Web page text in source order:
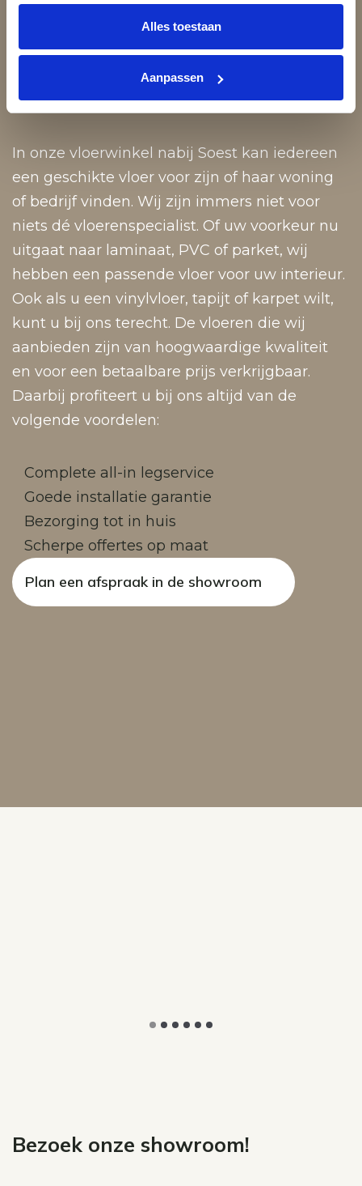
Alles toestaan
Aanpassen
Voordelen Keistad Vloeren &
Wonen
In onze vloerwinkel nabij Soest kan iedereen
een geschikte vloer voor zijn of haar woning
of bedrijf vinden. Wij zijn immers niet voor
niets dé vloerenspecialist. Of uw voorkeur nu
uitgaat naar laminaat, PVC of parket, wij
hebben een passende vloer voor uw interieur.
Ook als u een vinylvloer, tapijt of karpet wilt,
kunt u bij ons terecht. De vloeren die wij
aanbieden zijn van hoogwaardige kwaliteit
en voor een betaalbare prijs verkrijgbaar.
Daarbij profiteert u bij ons altijd van de
volgende voordelen:
Complete all-in legservice
Goede installatie garantie
Bezorging tot in huis
Scherpe offertes op maat
Plan een afspraak in de showroom
Bezoek onze showroom!